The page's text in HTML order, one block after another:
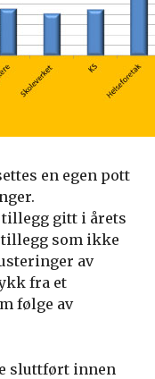
en egen pott
gitt i årets
som ikke
av
fra et
følge av
sluttført innen